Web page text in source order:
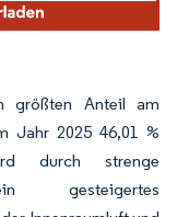
größten Anteil am
Jahr 2025 46,01 %
durch strenge
gesteigertes